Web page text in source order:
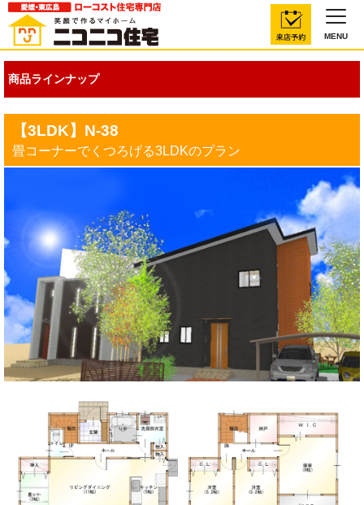
MENU
商品ラインナップ
【3LDK】N-38
畳コーナーでくつろげる3LDKのプラン